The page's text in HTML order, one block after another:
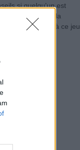
si quelqu'un est
une partie de la
les réponses à ce jeu